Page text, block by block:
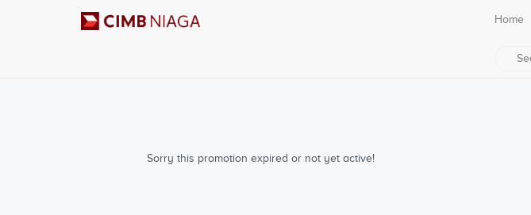
Sorry this promotion expired or not yet active!
Home